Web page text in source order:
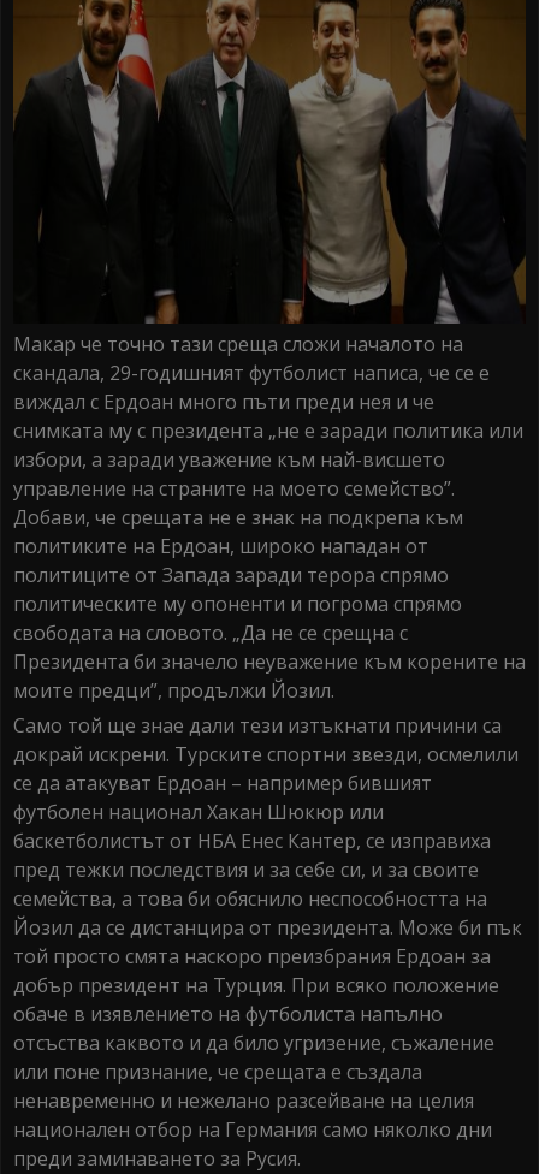
Макар че точно тази среща сложи началото на
скандала, 29-годишният футболист написа, че се е
виждал с Ердоан много пъти преди нея и че
снимката му с президента „не е заради политика или
избори, а заради уважение към най-висшето
управление на страните на моето семейство”.
Добави, че срещата не е знак на подкрепа към
политиките на Ердоан, широко нападан от
политиците от Запада заради терора спрямо
политическите му опоненти и погрома спрямо
свободата на словото. „Да не се срещна с
Президента би значело неуважение към корените на
моите предци”, продължи Йозил.
Само той ще знае дали тези изтъкнати причини са
докрай искрени. Турските спортни звезди, осмелили
се да атакуват Ердоан – например бившият
футболен национал Хакан Шюкюр или
баскетболистът от НБА Енес Кантер, се изправиха
пред тежки последствия и за себе си, и за своите
семейства, а това би обяснило неспособността на
Йозил да се дистанцира от президента. Може би пък
той просто смята наскоро преизбрания Ердоан за
добър президент на Турция. При всяко положение
обаче в изявлението на футболиста напълно
отсъства каквото и да било угризение, съжаление
или поне признание, че срещата е създала
ненавременно и нежелано разсейване на целия
национален отбор на Германия само няколко дни
преди заминаването за Русия.